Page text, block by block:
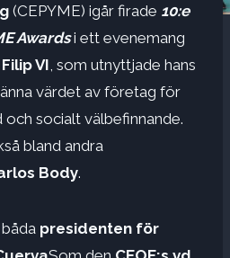
(CEPYME) igår firade 10:e
Awardsi ett evenemang
VI , som utnyttjade hans
värdet av företag för
socialt välbefinnande.
bland andra
Body.
presidenten för